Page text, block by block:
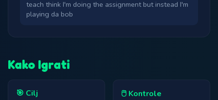
teach think I'm doing the assignment but instead I'm
playing da bob
Kako Igrati
🎯 Cilj 🖱️ Kontrole